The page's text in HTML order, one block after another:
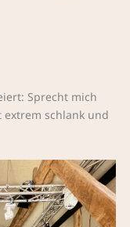
Sprecht mich
schlank und